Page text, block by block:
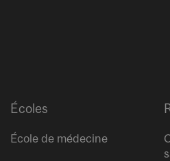
Écoles
École de médecine